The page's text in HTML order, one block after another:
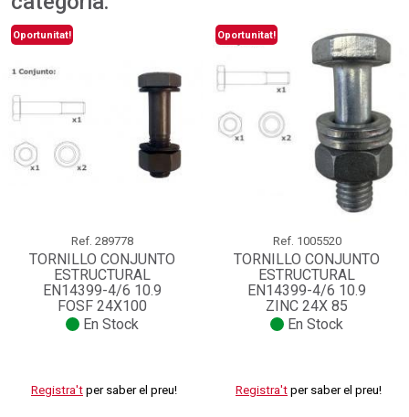
Oportunitat!
Ref. 289778
TORNILLO CONJUNTO
ESTRUCTURAL
EN14399-4/6 10.9
FOSF 24X100
En Stock
Registra't per saber el preu!
Oportunitat!
Ref. 1005520
TORNILLO CONJUNTO
ESTRUCTURAL
EN14399-4/6 10.9
ZINC 24X 85
En Stock
Registra't per saber el preu!